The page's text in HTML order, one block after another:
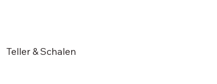
Teller & Schalen